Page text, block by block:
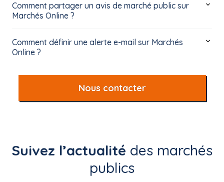
Comment partager un avis de marché public sur
Marchés Online ?
Comment définir une alerte e-mail sur Marchés
Online ?
Nous contacter
Suivez l’actualité des marchés
publics